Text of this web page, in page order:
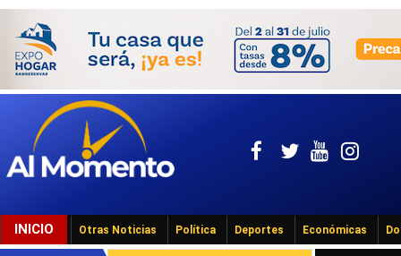
INICIO Otras Noticias Política Deportes Económicas